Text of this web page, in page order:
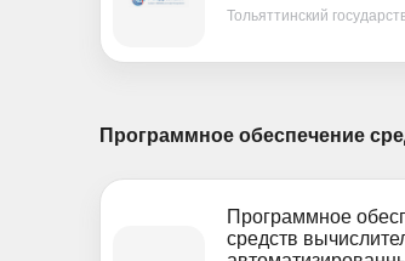
Тольяттинский
Программное обеспечение
Программное
средств